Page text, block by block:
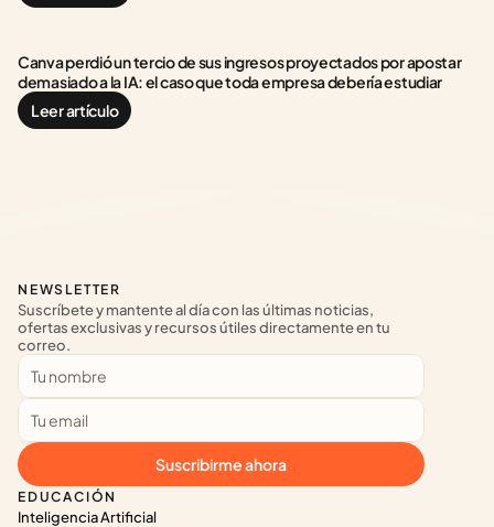
Canva perdió un tercio de sus ingresos proyectados por apostar
demasiado a la IA: el caso que toda empresa debería estudiar
Leer artículo
EDUCACIÓN
Inteligencia Artificial
NEWSLETTER
Suscríbete y mantente al día con las últimas noticias,
ofertas exclusivas y recursos útiles directamente en tu
correo.
Suscribirme ahora